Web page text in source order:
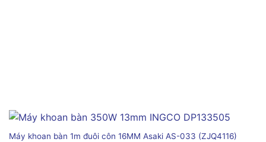
Máy khoan bàn 1m đuôi côn 16MM Asaki AS-033 (ZJQ4116)